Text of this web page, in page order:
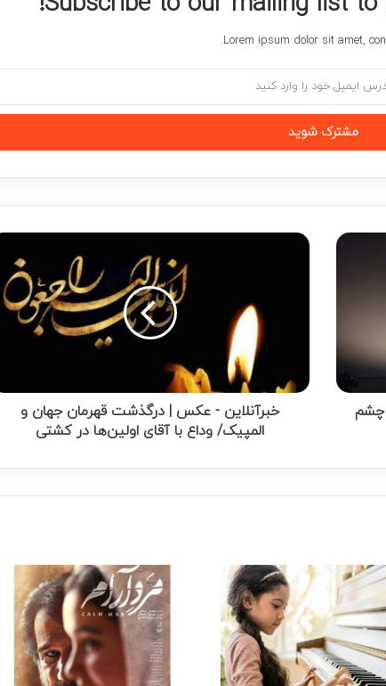
Lorem ipsum dolor sit amet,
چشم
خبرآنلاین
المپیک/
اولین‌ها
خبرآنلاین - عکس | درگذشت قهرمان جهان و
المپیک/ وداع با آقای اولین‌ها در کشتی